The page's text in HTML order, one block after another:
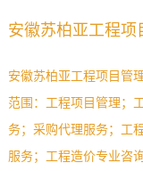
安徽苏柏亚工程项
安徽苏柏亚工程项目管
范围：工程项目管理；
务；采购代理服务；工
服务；工程造价专业咨